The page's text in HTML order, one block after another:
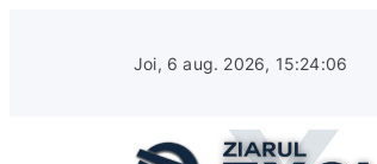
Joi, 6 aug. 2026, 15:24:07